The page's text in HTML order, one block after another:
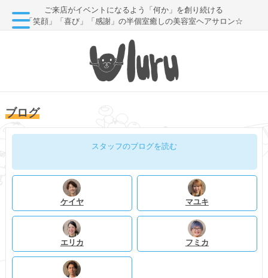
ご来店がイベントになるよう「何か」を創り続ける
「笑顔」「喜び」「感謝」の半個室癒しの美容室ヘアサロン☆
ブログ
スタッフのブログを読む
ケイヤ マユキ
エリカ フミカ